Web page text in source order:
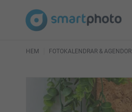
HEM FOTOKALENDRAR & AGENDOR